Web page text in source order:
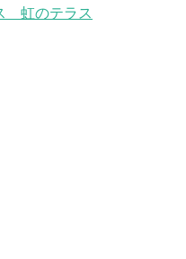
虹のテラス